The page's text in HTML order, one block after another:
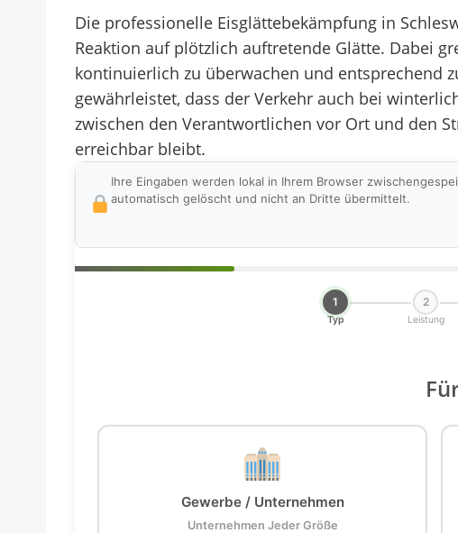
Die professionelle Eisglättebekämpfung in
Reaktion auf plötzlich auftretende Glätte. Dabei
kontinuierlich zu überwachen und entsprechend
gewährleistet, dass der Verkehr auch bei
zwischen den Verantwortlichen vor Ort und den
erreichbar bleibt.
Ihre Eingaben werden lokal in Ihrem Browser
automatisch gelöscht und nicht an Dritte übermittelt.
1
Typ
2
Leistung
Gewerbe / Unternehmen
Unternehmen Jeder Größe